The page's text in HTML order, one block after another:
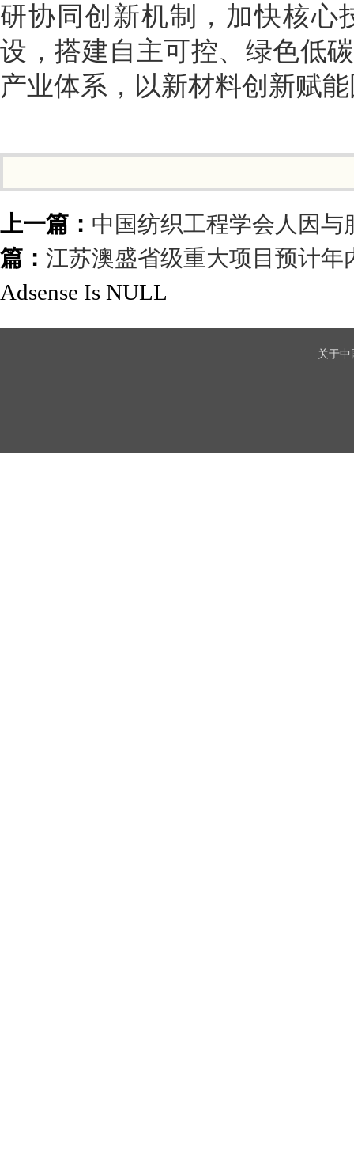
研协同创新机制，加快核心
设，搭建自主可控、绿色低
产业体系，以新材料创新赋
上一篇： 中国纺织工程学会人因
篇： 江苏澳盛省级重大项目预计年
Adsense Is NULL
关于中